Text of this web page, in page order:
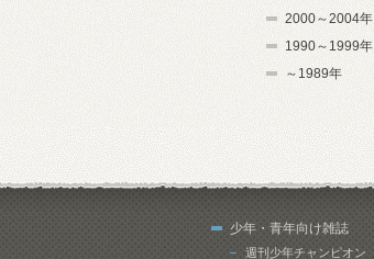
2000～2004年
1990～1999年
～1989年
少年・青年向け雑誌
週刊少年チャンピオン